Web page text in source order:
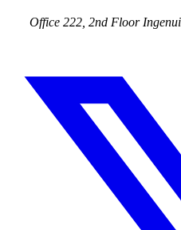
Office 222, 2nd Floor